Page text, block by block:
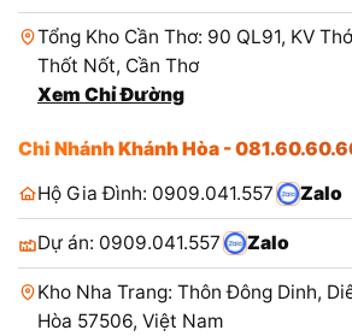
Tổng Kho Cần Thơ: 90 QL91, KV
Thốt Nốt, Cần Thơ
Xem Chỉ Đường
Chi Nhánh Khánh Hòa -
Hộ Gia Đình: 0909.041.557
Zalo
Dự án: 0909.041.557 Zalo
Kho Nha Trang: Thôn Đông Dinh,
Hòa 57506, Việt Nam